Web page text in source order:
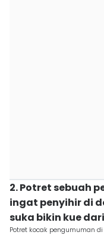
2. Potret sebuah
ingat penyihir di
suka bikin kue
Potret kocak pengumuman